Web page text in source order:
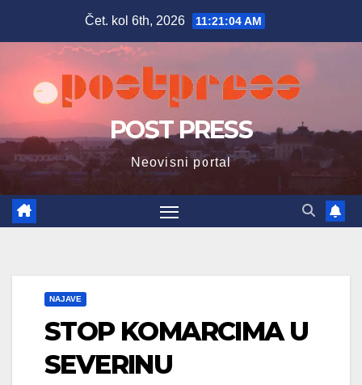
Čet. kol 6th, 2026 11:21:06 AM
POST PRESS
Neovisni portal
NAJAVE
STOP KOMARCIMA U
SEVERINU